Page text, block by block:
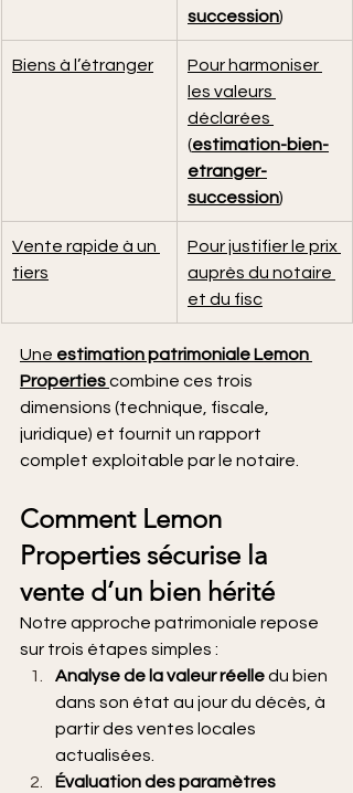
succession)
Biens à l’étranger
Pour harmoniser
les valeurs
déclarées
(estimation-bien-
etranger-
succession)
Vente rapide à un
tiers
Pour justifier le prix
auprès du notaire
et du fisc
Une estimation patrimoniale Lemon
Propertiescombine ces trois
dimensions (technique, fiscale,
juridique) et fournit un rapport
complet exploitable par le notaire.
Comment Lemon
Properties sécurise la
vente d’un bien hérité
Notre approche patrimoniale repose
sur trois étapes simples :
Analyse de la valeur réelle du bien
dans son état au jour du décès, à
partir des ventes locales
actualisées.
Évaluation des paramètres